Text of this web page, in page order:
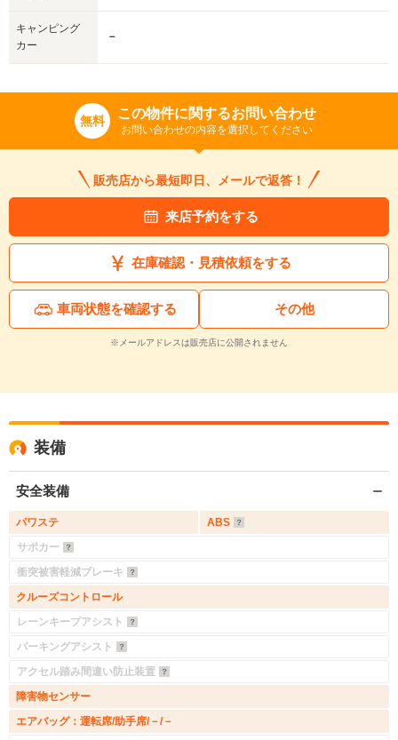
キャンピング
カー
－
無料 この物件に関するお問い合わせ
お問い合わせの内容を選択してください
販売店から最短即日、メールで返答！
来店予約をする
在庫確認・見積依頼をする
車両状態を確認する その他
※メールアドレスは販売店に公開されません
装備
安全装備
パワステ
ABS
サポカー
衝突被害軽減ブレーキ
クルーズコントロール
レーンキープアシスト
パーキングアシスト
アクセル踏み間違い防止装置
障害物センサー
エアバッグ：運転席/助手席/－/－